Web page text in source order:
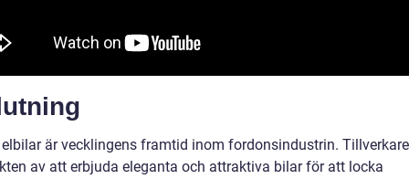
är vecklingens framtid inom fordonsindustrin.
av att erbjuda eleganta och attraktiva bilar för att locka